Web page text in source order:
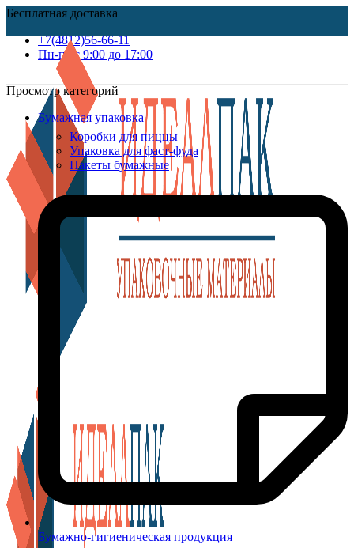
Бесплатная доставка
+7(4812)56-66-11
Пн-пт c 9:00 до 17:00
Просмотр категорий
Бумажная упаковка
Коробки для пиццы
Упаковка для фаст-фуда
Пакеты бумажные
Бумажно-гигиеническая продукция